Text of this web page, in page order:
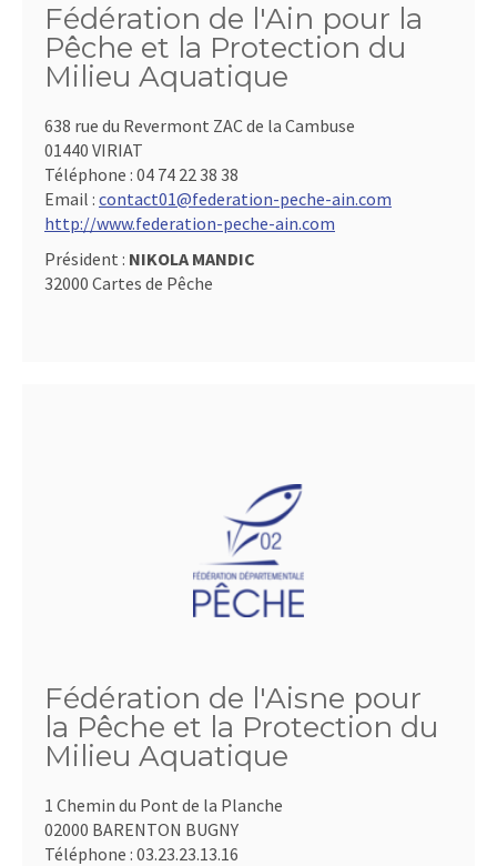
Fédération de l'Ain pour la
Pêche et la Protection du
Milieu Aquatique
638 rue du Revermont ZAC de la Cambuse
01440 VIRIAT
Téléphone : 04 74 22 38 38
Email : contact01@federation-peche-ain.com
http://www.federation-peche-ain.com
Président : NIKOLA MANDIC
32000 Cartes de Pêche
Fédération de l'Aisne pour
la Pêche et la Protection du
Milieu Aquatique
1 Chemin du Pont de la Planche
02000 BARENTON BUGNY
Téléphone : 03.23.23.13.16